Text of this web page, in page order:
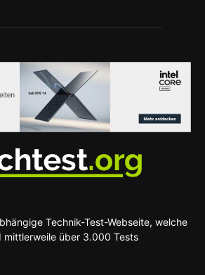
Technik-Test-Webseite, welche
mittlerweile über 3.000 Tests